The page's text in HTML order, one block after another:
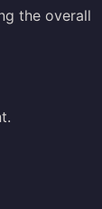
the overall